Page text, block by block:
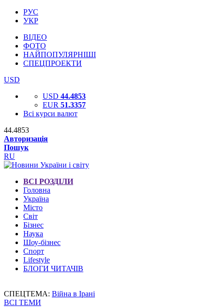
РУС
УКР
ВІДЕО
ФОТО
НАЙПОПУЛЯРНІШІ
СПЕЦПРОЕКТИ
USD
USD 44.4853
EUR 51.3357
Всі курси валют
44.4853
Авторизація
Пошук
RU
ВСІ РОЗДІЛИ
Головна
Україна
Місто
Світ
Бізнес
Наука
Шоу-бізнес
Спорт
Lifestyle
БЛОГИ ЧИТАЧІВ
СПЕЦТЕМА: Війна в Ірані
ВСІ ТЕМИ